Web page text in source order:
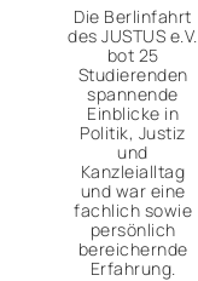
Die Berlinfahrt
des JUSTUS e.V.
bot 25
Studierenden
spannende
Einblicke in
Politik, Justiz
und
Kanzleialltag
und war eine
fachlich sowie
persönlich
bereichernde
Erfahrung.